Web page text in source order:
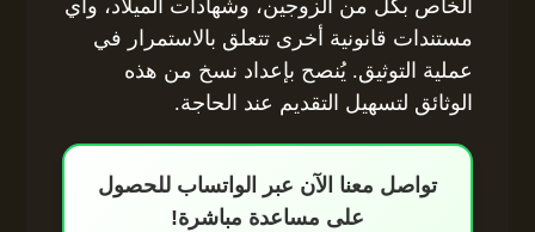
الخاص بكل من الزوجين، وشهادات الميلاد، وأي
مستندات قانونية أخرى تتعلق بالاستمرار في
عملية التوثيق. يُنصح بإعداد نسخ من هذه
الوثائق لتسهيل التقديم عند الحاجة.
تواصل معنا الآن عبر الواتساب للحصول
على مساعدة مباشرة!